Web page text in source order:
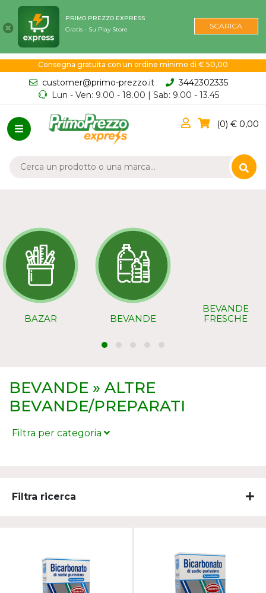
PRIMO PREZZO EXPRESS
Gratis - Su Play Store
SCARICA
Consegna gratuita con un ordine minimo di € 50,00
customer@primo-prezzo.it
3442302335
Lun - Ven: 9.00 - 18.00 | Sab: 9.00 - 13.45
0 0,00
BAZAR BEVANDE
BEVANDE
FRESCHE
BEVANDE » ALTRE
BEVANDE/PREPARATI
Filtra per categoria
Filtra ricerca